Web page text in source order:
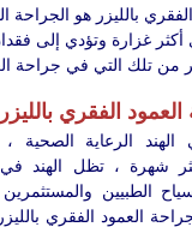
بالليزر هو الجراحة
أكثر غزارة وتؤدي إلى
العمود الفقري
الرعاية الصحية
شهرة ، تظل
الطبيين
العمود الفقري